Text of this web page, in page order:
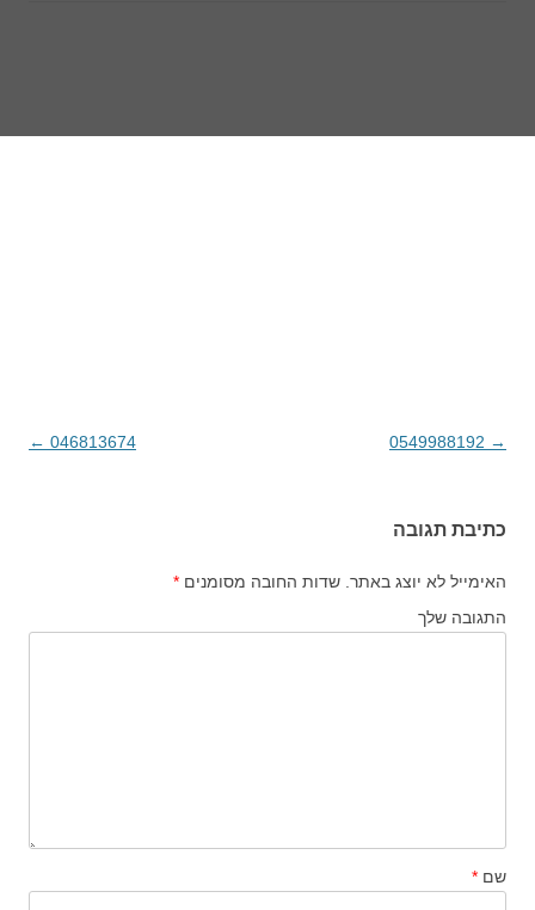
ניווט בפוסטים
→
046813674
←
כתיבת תגובה
האימייל לא יוצג באתר. שדות החובה מסומנים *
התגובה שלך
שם *